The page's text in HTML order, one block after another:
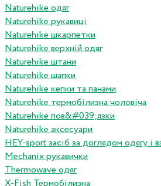
Naturehike одяг
Naturehike рукавиці
Naturehike шкарпетки
Naturehike верхній одяг
Naturehike штани
Naturehike шапки
Naturehike кепки та панами
Naturehike термобілизна чоловіча
Naturehike пов&#039;язки
Naturehike аксесуари
HEY-sport засіб за доглядом одягу і
Mechanix рукавички
Thermowave одяг